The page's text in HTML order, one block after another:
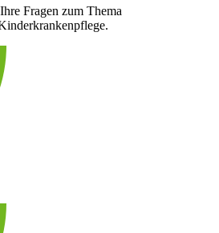
Fragen zum Thema